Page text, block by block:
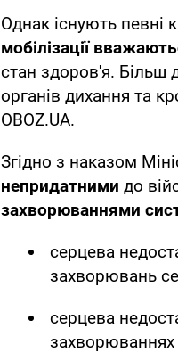
Однак існують певні
мобілізації
стан здоров'я. Більш
органів дихання та
OBOZ.UA.
Згідно з наказом
непридатними до
захворюваннями
серцева
захворювань
серцева
захворюваннях